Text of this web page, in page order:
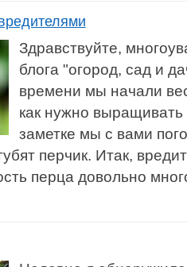
Здравствуйте,
блога "огород, сад и
времени мы начали
как нужно
заметке мы с вами
перчик. Итак,
перца довольно